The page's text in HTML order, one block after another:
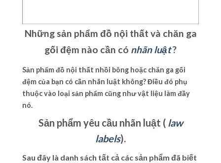
Những sản phẩm đồ nội thất và chăn ga
gối đệm nào cần có nhãn luật?
Sản phẩm đồ nội thất nhồi bông hoặc chăn ga gối
đệm của bạn có cần nhãn luật không? Điều đó phụ
thuộc vào loại sản phẩm cũng như vật liệu làm đầy
nó.
Sản phẩm yêu cầu nhãn luật ( law
labels).
Sau đây là danh sách tất cả các sản phẩm đã biết